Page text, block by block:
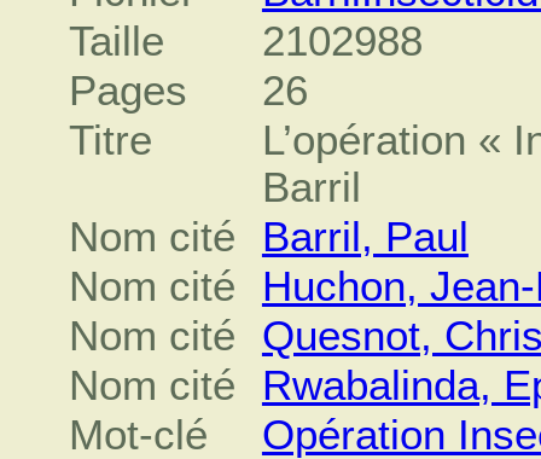
Taille
2102988
Pages
26
Titre
L’opération «
Barril
Nom cité
Barril, Paul
Nom cité
Huchon,
Nom cité
Quesnot,
Nom cité
Rwabalinda,
Mot-clé
Opération